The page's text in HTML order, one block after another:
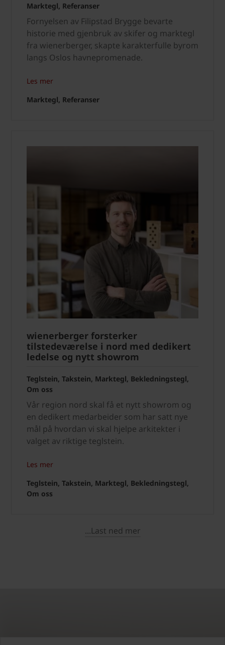
Marktegl, Referanser
Fornyelsen av Filipstad Brygge bevarte
historie med gjenbruk av skifer og marktegl
fra wienerberger, skapte karakterfulle byrom
langs Oslos havnepromenade.
Les mer
Marktegl, Referanser
wienerberger forsterker
tilstedeværelse i nord med dedikert
ledelse og nytt showrom
Teglstein, Takstein, Marktegl, Bekledningstegl,
Om oss
Vår region nord skal få et nytt showrom og
en dedikert medarbeider som har satt nye
mål på hvordan vi skal hjelpe arkitekter i
valget av riktige teglstein.
Les mer
Teglstein, Takstein, Marktegl, Bekledningstegl,
Om oss
...Last ned mer